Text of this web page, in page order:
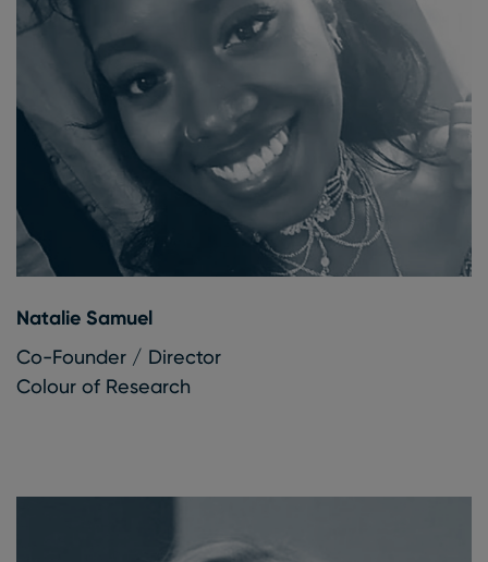
Natalie Samuel
Co-Founder / Director
Colour of Research